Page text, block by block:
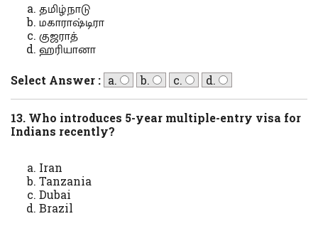
தமிழ்நாடு
மகாராஷ்டிரா
குஜராத்
ஹரியானா
Select Answer : a. b. c. d.
13. Who introduces 5-year multiple-entry visa for
Indians recently?
Iran
Tanzania
Dubai
Brazil